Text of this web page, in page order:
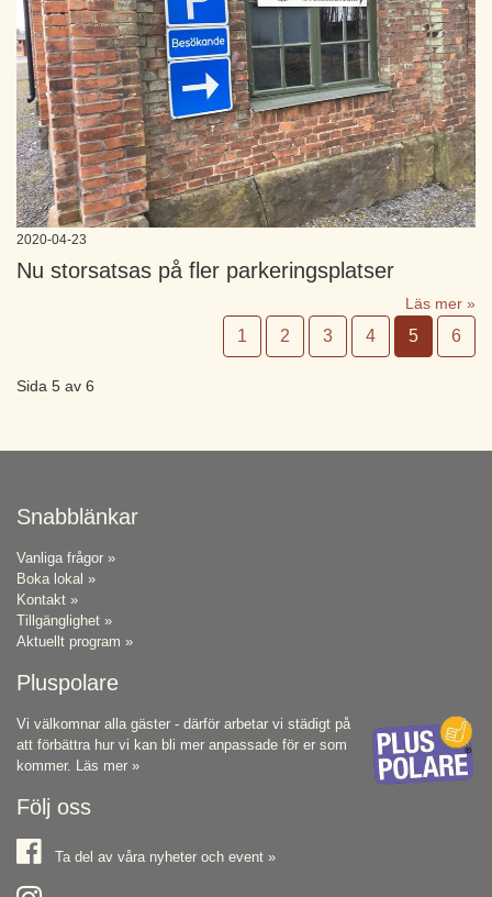
2020-04-23
Nu storsatsas på fler parkeringsplatser
Läs mer »
1 2 3 4 5 6
Sida 5 av 6
Snabblänkar
Vanliga frågor »
Boka lokal »
Kontakt »
Tillgänglighet »
Aktuellt program »
Pluspolare
Vi välkomnar alla gäster - därför arbetar vi städigt på
att förbättra hur vi kan bli mer anpassade för er som
kommer.
Läs mer »
Följ oss
Ta del av våra nyheter och event »